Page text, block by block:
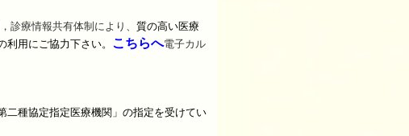
診療情報共有体制により、 質の高い医療
用にご協力下さい。 こちらへ電子カル
二種協定指定医療機関」の指定を受けてい